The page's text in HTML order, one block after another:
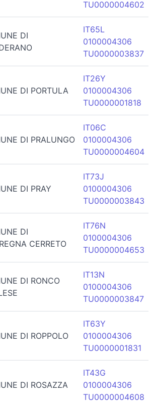
TU0000004602
DI
IT65L
0100004306
TU0000003837
DI PORTULA
IT26Y
0100004306
TU0000001818
DI PRALUNGO
IT06C
0100004306
TU0000004604
DI PRAY
IT73J
0100004306
TU0000003843
DI
CERRETO
IT76N
0100004306
TU0000004653
DI RONCO
IT13N
0100004306
TU0000003847
DI ROPPOLO
IT63Y
0100004306
TU0000001831
DI ROSAZZA
IT43G
0100004306
TU0000004608